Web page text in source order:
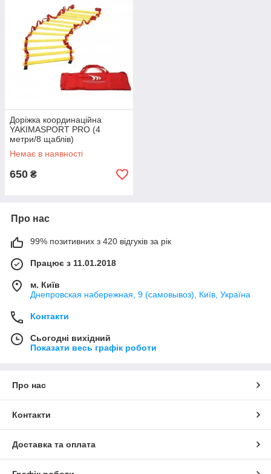
Доріжка координаційна
YAKIMASPORT PRO (4
метри/8 щаблів)
Немає в наявності
650 ₴
Про нас
99% позитивних з 420 відгуків за рік
Працює з 11.01.2018
м. Київ
Днепровская набережная, 9 (самовывоз), Київ, Україна
Контакти
Сьогодні вихідний
Показати весь графік роботи
Про нас
Контакти
Доставка та оплата